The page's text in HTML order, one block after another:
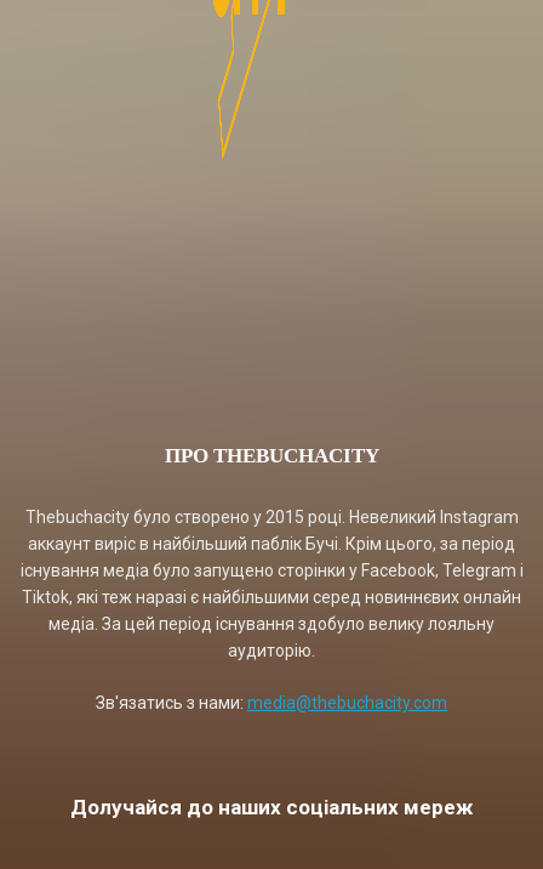
ПРО THEBUCHACITY
Thebuchacity було створено у 2015 році. Невеликий Instagram
аккаунт виріс в найбільший паблік Бучі. Крім цього, за період
існування медіа було запущено сторінки у Facebook, Telegram і
Tiktok, які теж наразі є найбільшими серед новиннєвих онлайн
медіа. За цей період існування здобуло велику лояльну
аудиторію.
Зв'язатись з нами: media@thebuchacity.com
Долучайся до наших соціальних мереж